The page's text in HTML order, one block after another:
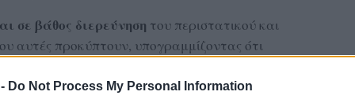
Do Not Process My Personal Information
σε βάθος διερεύνηση του περιστατικού και
αυτές προκύπτουν, υπογραμμίζοντας ότι
μπορούν να γίνουν ανεκτές σε μια